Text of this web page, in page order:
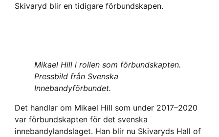
Skivaryd blir en tidigare förbundskapen.
Mikael Hill i rollen som förbundskapten.
Pressbild från Svenska
Innebandyförbundet.
Det handlar om Mikael Hill som under 2017–2020
var förbundskapten för det svenska
innebandylandslaget. Han blir nu Skivaryds Hall of